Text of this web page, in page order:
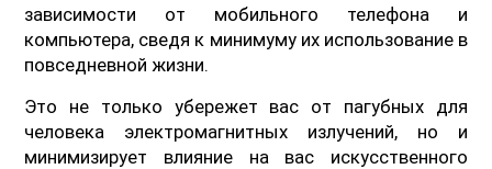
зависимости от мобильного телефона и
компьютера, сведя к минимуму их использование в
повседневной жизни.
Это не только убережет вас от пагубных для
человека электромагнитных излучений, но и
минимизирует влияние на вас искусственного